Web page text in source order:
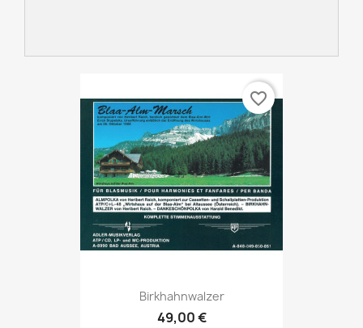
Birkhahnwalzer
49,00 €
favorite_border